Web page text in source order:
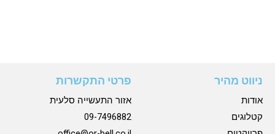
ניווט מהיר
אודות
קטלוגים
פרטי התקשרות
אזור התעשייה סלעית
09-7496882